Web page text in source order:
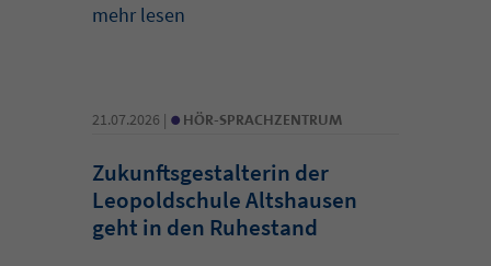
mehr lesen
21.07.2026 | • HÖR-SPRACHZENTRUM
Zukunftsgestalterin der
Leopoldschule Altshausen
geht in den Ruhestand